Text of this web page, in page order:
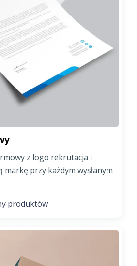
z logo rekrutacja i
markę przy każdym wysłanym
produktów